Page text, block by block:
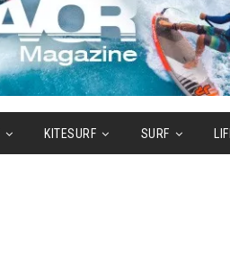
KITESURF SURF